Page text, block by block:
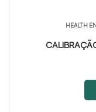
HEALTH